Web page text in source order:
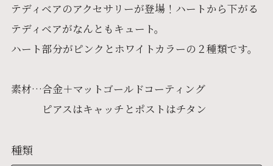
テディベアのアクセサリーが登場！ハートから下がる
テディベアがなんともキュート。
ハート部分がピンクとホワイトカラーの２種類です。
素材…合金＋マットゴールドコーティング
ピアスはキャッチとポストはチタン
種類